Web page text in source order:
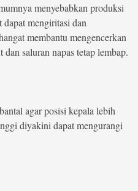
menyebabkan produksi
dapat mengiritasi dan
membantu mengencerkan
saluran napas tetap lembap.
agar posisi kepala lebih
diyakini dapat mengurangi